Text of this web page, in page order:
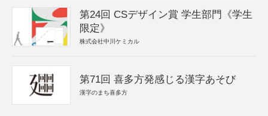
第24回 CSデザイン賞 学生部門《学生
限定》
株式会社中川ケミカル
第71回 喜多方発感じる漢字あそび
漢字のまち喜多方